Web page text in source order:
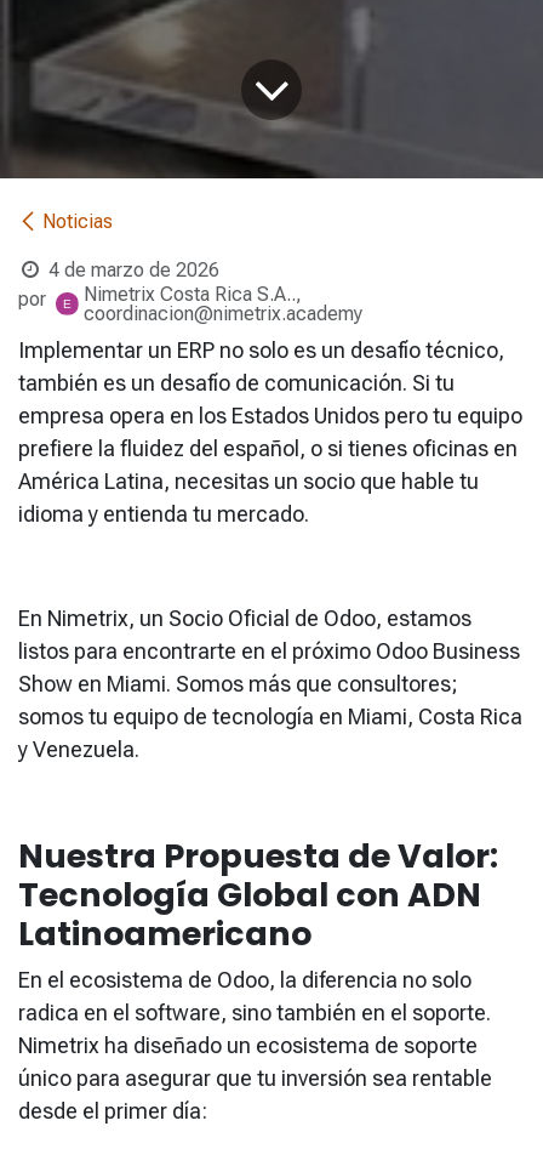
Noticias
4 de marzo de 2026
por
Nimetrix Costa Rica S.A..,
coordinacion@nimetrix.academy
Implementar un ERP no solo es un desafío técnico,
también es un desafío de comunicación. Si tu
empresa opera en los Estados Unidos pero tu equipo
prefiere la fluidez del español, o si tienes oficinas en
América Latina, necesitas un socio que hable tu
idioma y entienda tu mercado.
En Nimetrix, un Socio Oficial de Odoo, estamos
listos para encontrarte en el próximo Odoo Business
Show en Miami. Somos más que consultores;
somos tu equipo de tecnología en Miami, Costa Rica
y Venezuela.
Nuestra Propuesta de Valor:
Tecnología Global con ADN
Latinoamericano
En el ecosistema de Odoo, la diferencia no solo
radica en el software, sino también en el soporte.
Nimetrix ha diseñado un ecosistema de soporte
único para asegurar que tu inversión sea rentable
desde el primer día: